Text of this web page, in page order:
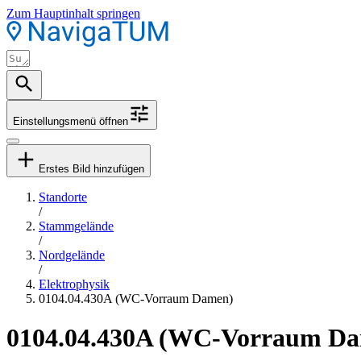
Zum Hauptinhalt springen
Einstellungsmenü öffnen
Erstes Bild hinzufügen
Standorte
/
Stammgelände
/
Nordgelände
/
Elektrophysik
0104.04.430A (WC-Vorraum Damen)
0104.04.430A (WC-Vorraum